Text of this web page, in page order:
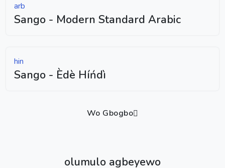
arb
Sango - Modern Standard Arabic
hin
Sango - Èdè Híńdì
Wo Gbogbo
olumulo agbeyewo